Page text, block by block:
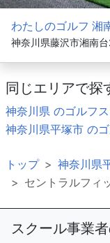
わたしのゴルフ 湘
神奈川県藤沢市湘南
同じエリアで探
神奈川県 のゴルフ
神奈川県平塚市 の
トップ
神奈川県
セントラルフィ
スクール事業